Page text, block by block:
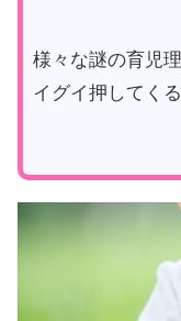
様々な謎の育児
イグイ押してくる